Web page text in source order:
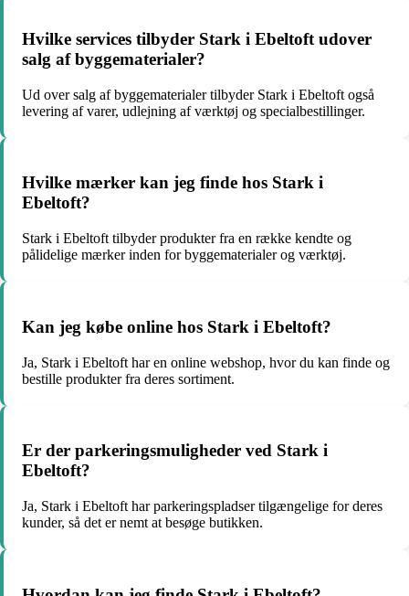
Hvilke services tilbyder Stark i Ebeltoft udover
salg af byggematerialer?
Ud over salg af byggematerialer tilbyder Stark i Ebeltoft også
levering af varer, udlejning af værktøj og specialbestillinger.
Hvilke mærker kan jeg finde hos Stark i
Ebeltoft?
Stark i Ebeltoft tilbyder produkter fra en række kendte og
pålidelige mærker inden for byggematerialer og værktøj.
Kan jeg købe online hos Stark i Ebeltoft?
Ja, Stark i Ebeltoft har en online webshop, hvor du kan finde og
bestille produkter fra deres sortiment.
Er der parkeringsmuligheder ved Stark i
Ebeltoft?
Ja, Stark i Ebeltoft har parkeringspladser tilgængelige for deres
kunder, så det er nemt at besøge butikken.